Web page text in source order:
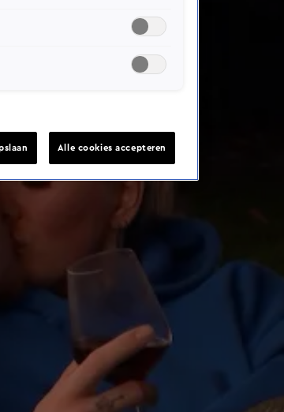
Alle cookies accepteren